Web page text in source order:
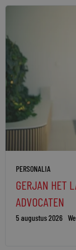
PERSONALIA
GERJAN HET
ADVOCATEN
5 augustus 2026